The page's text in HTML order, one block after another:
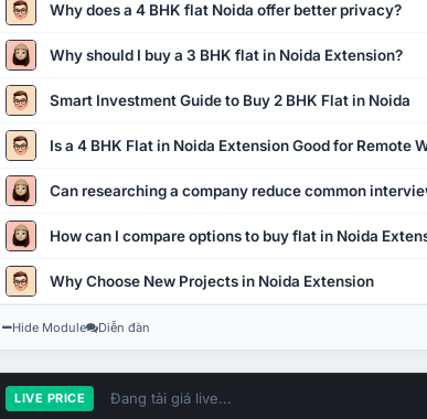
Why does a 4 BHK flat Noida offer better privacy?
Why should I buy a 3 BHK flat in Noida Extension?
Smart Investment Guide to Buy 2 BHK Flat in Noida
Is a 4 BHK Flat in Noida Extension Good for Remote
Can researching a company reduce common
How can I compare options to buy flat in Noida
Why Choose New Projects in Noida Extension
Hide Module Diễn đàn
LIVE PRICE Đang tải giá live...